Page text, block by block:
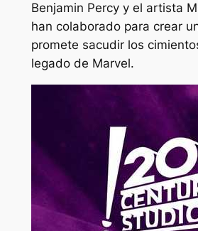
Benjamin Percy y el artista
han colaborado para crear
promete sacudir los
legado de Marvel.